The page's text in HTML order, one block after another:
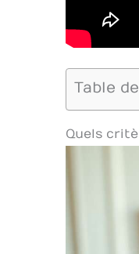
Table
Quels